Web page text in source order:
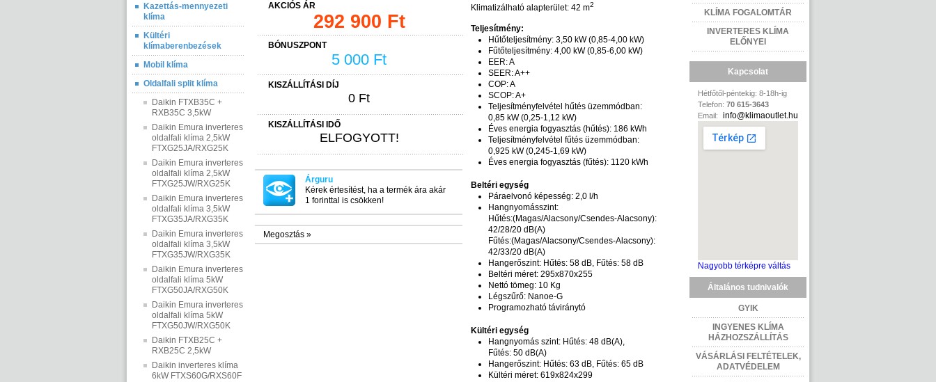
Kazettás-mennyezeti
klíma
Kültéri
klímaberenbezések
Mobil klíma
Oldalfali split klíma
Daikin FTXB35C +
RXB35C 3,5kW
Daikin Emura inverteres
oldalfali klíma 2,5kW
FTXG25JA/RXG25K
Daikin Emura inverteres
oldalfali klíma 2,5kW
FTXG25JW/RXG25K
Daikin Emura inverteres
oldalfali klíma 3,5kW
FTXG35JA/RXG35K
Daikin Emura inverteres
oldalfali klíma 3,5kW
FTXG35JW/RXG35K
Daikin Emura inverteres
oldalfali klíma 5kW
FTXG50JA/RXG50K
Daikin Emura inverteres
oldalfali klíma 5kW
FTXG50JW/RXG50K
Daikin FTXB25C +
RXB25C 2,5kW
Daikin inverteres klíma
6kW FTXS60G/RXS60F
AKCIÓS ÁR
292 900 Ft
BÓNUSZPONT
5 000 Ft
KISZÁLLÍTÁSI DÍJ
0 Ft
KISZÁLLÍTÁSI IDŐ
ELFOGYOTT!
Árguru
Kérek értesítést, ha a termék ára akár
1 forinttal is csökken!
Megosztás »
Klimatizálható alapterület: 42 m2
Teljesítmény:
Hűtőteljesítmény: 3,50 kW (0,85-4,00 kW)
Fűtőteljesítmény: 4,00 kW (0,85-6,00 kW)
EER: A
SEER: A++
COP: A
SCOP: A+
Teljesítményfelvétel hűtés üzemmódban:
0,85 kW (0,25-1,12 kW)
Éves energia fogyasztás (hűtés): 186 kWh
Teljesítményfelvétel fűtés üzemmódban:
0,925 kW (0,245-1,69 kW)
Éves energia fogyasztás (fűtés): 1120 kWh
Beltéri egység
Páraelvonó képesség: 2,0 l/h
Hangnyomásszint:
Hűtés:(Magas/Alacsony/Csendes-Alacsony):
42/28/20 dB(A)
Fűtés:(Magas/Alacsony/Csendes-Alacsony):
42/33/20 dB(A)
Hangerőszint: Hűtés: 58 dB, Fűtés: 58 dB
Beltéri méret: 295x870x255
Nettó tömeg: 10 Kg
Légszűrő: Nanoe-G
Programozható táviránytó
Kültéri egység
Hangnyomás szint: Hűtés: 48 dB(A),
Fűtés: 50 dB(A)
Hangerőszint: Hűtés: 63 dB, Fűtés: 65 dB
Kültéri méret: 619x824x299
KLÍMA FOGALOMTÁR
INVERTERES KLÍMA
ELŐNYEI
Kapcsolat
Hétfőtől-péntekig: 8-18h-ig
Telefon: 70 615-3643
Email: info@klimaoutlet.hu
Nagyobb térképre váltás
Általános tudnivalók
GYIK
INGYENES KLÍMA
HÁZHOZSZÁLLÍTÁS
VÁSÁRLÁSI FELTÉTELEK,
ADATVÉDELEM